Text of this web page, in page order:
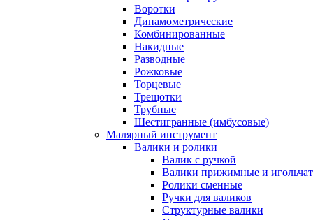
Воротки
Динамометрические
Комбинированные
Накидные
Разводные
Рожковые
Торцевые
Трещотки
Трубные
Шестигранные (имбусовые)
Малярный инструмент
Валики и ролики
Валик с ручкой
Валики прижимные и
Ролики сменные
Ручки для валиков
Структурные валики